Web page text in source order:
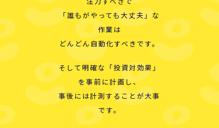
「誰もがやっても大丈夫」な
作業は
どんどん自動化すべきです。
そして明確な「投資対効果」
を事前に計画し、
事後には計測することが大事
です。